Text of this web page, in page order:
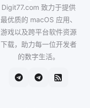
Digit77.com 致力于提供
最优质的 macOS 应用、
游戏以及跨平台软件资源
下载，助力每一位开发者
的数字生活。